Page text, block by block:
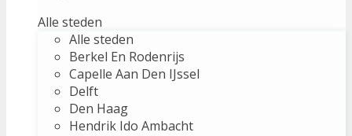
Alle steden
Alle steden
Berkel En Rodenrijs
Capelle Aan Den IJssel
Delft
Den Haag
Hendrik Ido Ambacht